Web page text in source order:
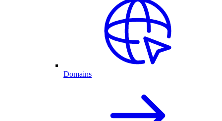
Domains